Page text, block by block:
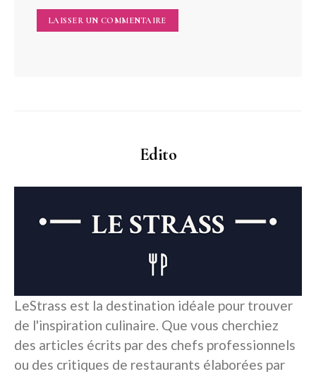
Edito
LeStrass est la destination idéale pour trouver
de l'inspiration culinaire. Que vous cherchiez
des articles écrits par des chefs professionnels
ou des critiques de restaurants élaborées par